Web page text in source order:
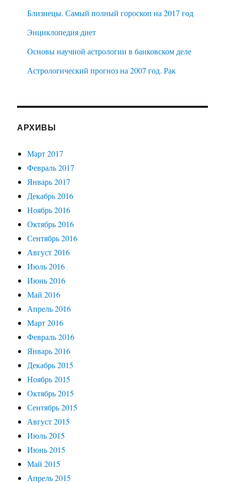
Близнецы. Самый полный гороскоп на 2017 год
Энциклопедия диет
Основы научной астрологии в банковском деле
Астрологический прогноз на 2007 год. Рак
АРХИВЫ
Март 2017
Февраль 2017
Январь 2017
Декабрь 2016
Ноябрь 2016
Октябрь 2016
Сентябрь 2016
Август 2016
Июль 2016
Июнь 2016
Май 2016
Апрель 2016
Март 2016
Февраль 2016
Январь 2016
Декабрь 2015
Ноябрь 2015
Октябрь 2015
Сентябрь 2015
Август 2015
Июль 2015
Июнь 2015
Май 2015
Апрель 2015